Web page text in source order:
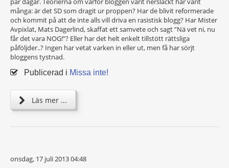
många: är det SD som dragit ur proppen? Har de blivit reformerade
och kommit på att de inte alls vill driva en rasistisk blogg? Har Mister
Avpixlat, Mats Dagerlind, skaffat ett samvete och sagt ”Nä vet ni, nu
får det vara NOG!”? Eller har det helt enkelt tillstött rättsliga
påföljder..? Ingen har vetat varken in eller ut, men få har sörjt
bloggens tystnad.
Publicerad i Missa inte!
Läs mer ...
onsdag, 17 juli 2013 04:48